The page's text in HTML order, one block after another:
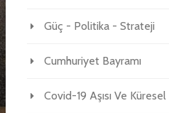
Güç - Politika - Strateji
Cumhuriyet Bayramı
Covid-19 Aşısı Ve